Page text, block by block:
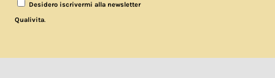
Desidero iscrivermi alla newsletter
Qualivita.